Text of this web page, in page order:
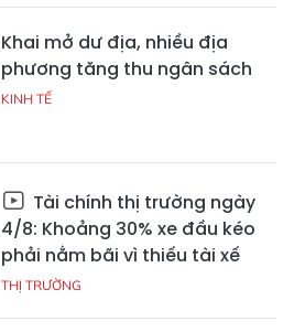
Khai mở dư địa, nhiều địa
phương tăng thu ngân sách
KINH TẾ
Tài chính thị trường ngày
4/8: Khoảng 30% xe đầu kéo
phải nằm bãi vì thiếu tài xế
THỊ TRƯỜNG